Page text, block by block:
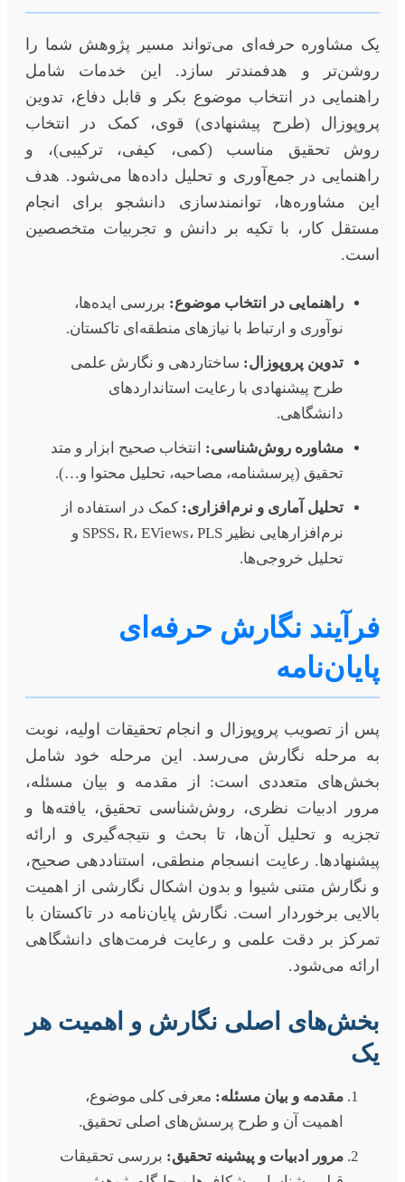
یک مشاوره حرفه‌ای می‌تواند مسیر پژوهش شما را
روشن‌تر و هدفمندتر سازد. این خدمات شامل
راهنمایی در انتخاب موضوع بکر و قابل دفاع، تدوین
پروپوزال (طرح پیشنهادی) قوی، کمک در انتخاب
روش تحقیق مناسب (کمی، کیفی، ترکیبی)، و
راهنمایی در جمع‌آوری و تحلیل داده‌ها می‌شود. هدف
این مشاوره‌ها، توانمندسازی دانشجو برای انجام
مستقل کار، با تکیه بر دانش و تجربیات متخصصین
است.
راهنمایی در انتخاب موضوع: بررسی ایده‌ها،
نوآوری و ارتباط با نیازهای منطقه‌ای تاکستان.
تدوین پروپوزال: ساختاردهی و نگارش علمی
طرح پیشنهادی با رعایت استانداردهای
دانشگاهی.
مشاوره روش‌شناسی: انتخاب صحیح ابزار و متد
تحقیق (پرسشنامه، مصاحبه، تحلیل محتوا و…).
تحلیل آماری و نرم‌افزاری: کمک در استفاده از
نرم‌افزارهایی نظیر SPSS، R، EViews، PLS و
تحلیل خروجی‌ها.
فرآیند نگارش حرفه‌ای
پایان‌نامه
پس از تصویب پروپوزال و انجام تحقیقات اولیه، نوبت
به مرحله نگارش می‌رسد. این مرحله خود شامل
بخش‌های متعددی است: از مقدمه و بیان مسئله،
مرور ادبیات نظری، روش‌شناسی تحقیق، یافته‌ها و
تجزیه و تحلیل آن‌ها، تا بحث و نتیجه‌گیری و ارائه
پیشنهادها. رعایت انسجام منطقی، استناددهی صحیح،
و نگارش متنی شیوا و بدون اشکال نگارشی از اهمیت
بالایی برخوردار است. نگارش پایان‌نامه در تاکستان با
تمرکز بر دقت علمی و رعایت فرمت‌های دانشگاهی
ارائه می‌شود.
بخش‌های اصلی نگارش و اهمیت هر
یک
مقدمه و بیان مسئله: معرفی کلی موضوع،
اهمیت آن و طرح پرسش‌های اصلی تحقیق.
مرور ادبیات و پیشینه تحقیق: بررسی تحقیقات